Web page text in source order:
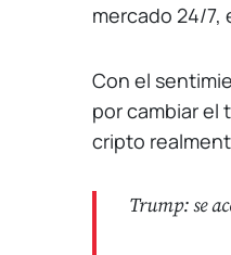
mercado 24/7,
Con el
por cambiar el
cripto
Trump: se